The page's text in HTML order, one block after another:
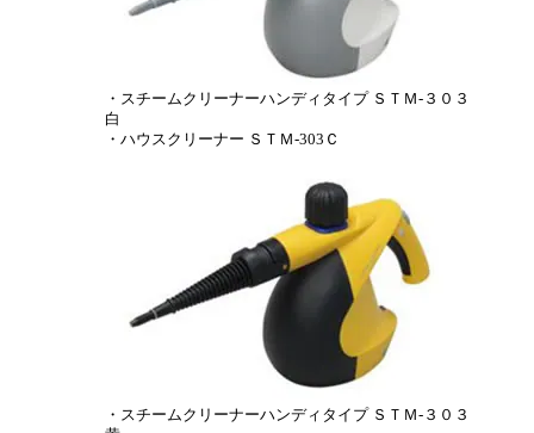
・スチームクリーナーハンディタイプ ＳＴＭ-３０３
白
・ハウスクリーナー ＳＴＭ-303Ｃ
・スチームクリーナーハンディタイプ ＳＴＭ-３０３